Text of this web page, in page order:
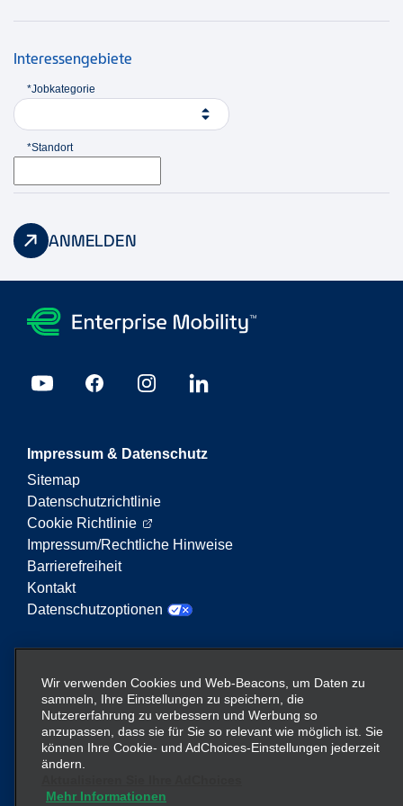
Interessengebiete
*Jobkategorie
*Standort
ANMELDEN
Impressum & Datenschutz
Sitemap
Datenschutzrichtlinie
Cookie Richtlinie
Impressum/Rechtliche Hinweise
Barrierefreiheit
Kontakt
Datenschutzoptionen
Mobilitätsservices. Der Begriff „Enterprise Mobility“
auf dieser Website verweist auf bestimmte
Unternehmenseinheiten und/oder die Marke
Enterprise Mobility, wobei Informationen zu vielen
Unternehmen übermittelt werden. Diese Verweise
vermitteln oder ersetzen. Weitere Informationen
Wir verwenden Cookies und Web-Beacons, um Daten zu
sammeln, Ihre Einstellungen zu speichern, die
Nutzererfahrung zu verbessern und Werbung so
anzupassen, dass sie für Sie so relevant wie möglich ist. Sie
können Ihre Cookie- und AdChoices-Einstellungen jederzeit
ändern.
Mehr Informationen